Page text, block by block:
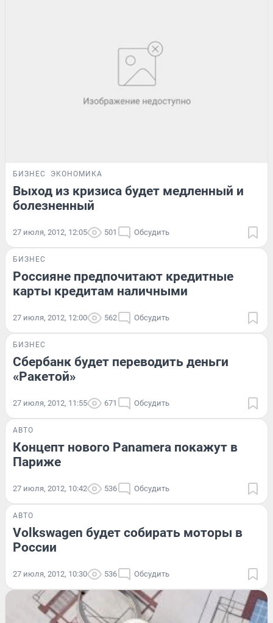
БИЗНЕС ЭКОНОМИКА
Выход из кризиса будет медленный и
болезненный
27 июля, 2012, 12:05 501 Обсудить
БИЗНЕС
Россияне предпочитают кредитные
карты кредитам наличными
27 июля, 2012, 12:00 562 Обсудить
БИЗНЕС
Сбербанк будет переводить деньги
«Ракетой»
27 июля, 2012, 11:55 671 Обсудить
АВТО
Концепт нового Panamera покажут в
Париже
27 июля, 2012, 10:42 536 Обсудить
АВТО
Volkswagen будет собирать моторы в
России
27 июля, 2012, 10:30 536 Обсудить